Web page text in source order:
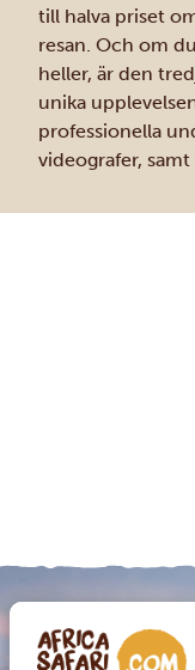
till halva priset
resan. Och om
heller, är den
unika
professionella
videografer,